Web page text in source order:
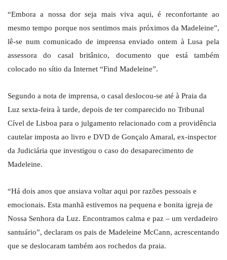
“Embora a nossa dor seja mais viva aqui, é reconfortante ao
mesmo tempo porque nos sentimos mais próximos da Madeleine”,
lê-se num comunicado de imprensa enviado ontem à Lusa pela
assessora do casal britânico, documento que está também
colocado no sítio da Internet “Find Madeleine”.
Segundo a nota de imprensa, o casal deslocou-se até à Praia da
Luz sexta-feira à tarde, depois de ter comparecido no Tribunal
Cível de Lisboa para o julgamento relacionado com a providência
cautelar imposta ao livro e DVD de Gonçalo Amaral, ex-inspector
da Judiciária que investigou o caso do desaparecimento de
Madeleine.
“Há dois anos que ansiava voltar aqui por razões pessoais e
emocionais. Esta manhã estivemos na pequena e bonita igreja de
Nossa Senhora da Luz. Encontramos calma e paz – um verdadeiro
santuário”, declaram os pais de Madeleine McCann, acrescentando
que se deslocaram também aos rochedos da praia.